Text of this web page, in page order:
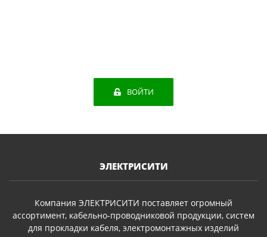
ВОЙТИ
ЭЛЕКТРИСИТИ
Компания ЭЛЕКТРИСИТИ поставляет огромный
ассортимент, кабельно-проводниковой продукции, систем
для прокладки кабеля, электромонтажных изделий